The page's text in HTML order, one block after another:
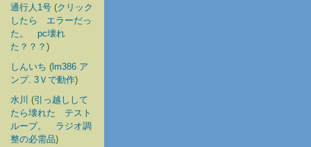
通行人1号 (クリック
したら エラーだっ
た。 pc壊れ
た？？？ )
しんいち ( lm386 ア
ンプ. 3Ｖで動作)
水川 (引っ越しして
たら壊れた テスト
ループ。 ラジオ調
整の必需品)